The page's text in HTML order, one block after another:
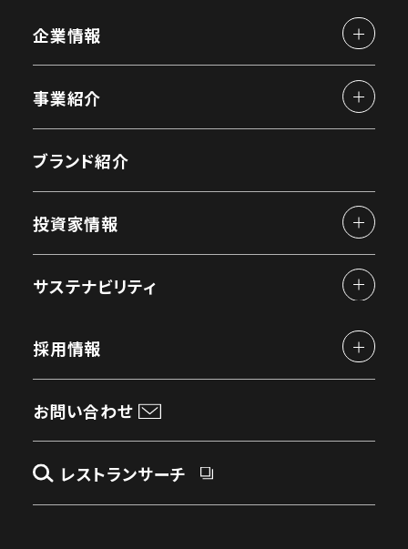
企業情報
事業紹介
ブランド紹介
投資家情報
サステナビリティ
採用情報
お問い合わせ
レストランサーチ